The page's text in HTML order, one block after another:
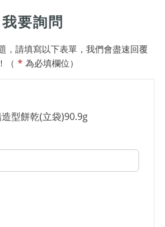
我要詢問
，請填寫以下表單，我們會盡速回覆
（ * 為必填欄位）
型餅乾(立袋)90.9g